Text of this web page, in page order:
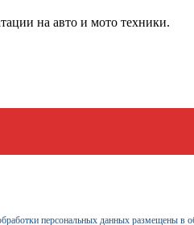
на авто и мото техники.
персональных данных размещены в